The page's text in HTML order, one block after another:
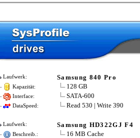
Laufwerk: Samsung 840 Pro
Kapazität: 128 GB
Interface: SATA-600
DataSpeed: Read 530 | Write 390
Laufwerk: Samsung HD322GJ F4
Beschreib.: 16 MB Cache